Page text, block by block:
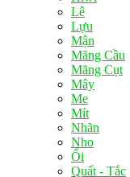
Lê
Lựu
Mận
Mãng Cầu
Măng Cụt
Mây
Me
Mít
Nhãn
Nho
Ổi
Quất - Tắc